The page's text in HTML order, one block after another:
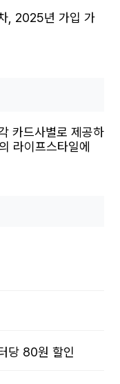
, 2025년 가입 가
카드사별로 제공하
라이프스타일에
당 80원 할인